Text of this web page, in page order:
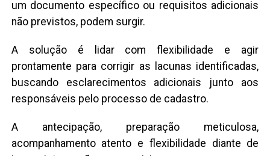
um documento específico ou requisitos adicionais
não previstos, podem surgir.
A solução é lidar com flexibilidade e agir
prontamente para corrigir as lacunas identificadas,
buscando esclarecimentos adicionais junto aos
responsáveis pelo processo de cadastro.
A antecipação, preparação meticulosa,
acompanhamento atento e flexibilidade diante de